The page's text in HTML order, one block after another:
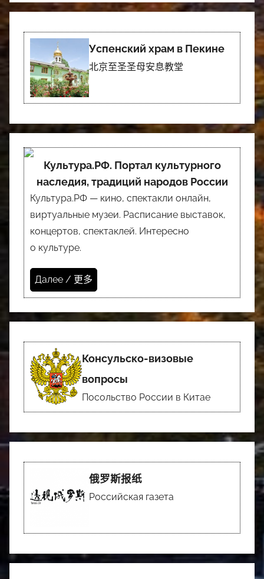
Успенский храм в Пекине
北京至圣圣母安息教堂
Культура.РФ. Портал культурного
наследия, традиций народов России
Культура.РФ — кино, спектакли онлайн,
виртуальные музеи. Расписание выставок,
концертов, спектаклей. Интересно
о культуре.
Далее / 更多
Консульско-визовые
вопросы
Посольство России в Китае
俄罗斯报纸
Российская газета